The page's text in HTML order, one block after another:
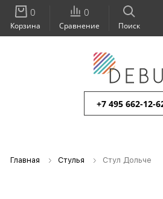
+7 495 662-12-
Поиск
0
Сравнение
0
Корзина
Главная Стулья Стул Дольче